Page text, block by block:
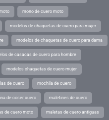
mono de cuero moto
modelos de chaquetas de cuero para mujer
modelos de chaquetas de cuero para dama
de casacas de cuero para hombre
modelos chaquetas de cuero mujer
de cuero mochila de cuero
de coser cuero maletines de cuero
de cuero moto maletas de cuero antiguas